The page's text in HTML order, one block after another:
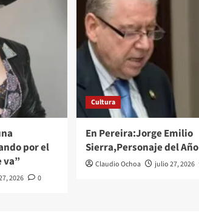
por el
va”
2026 0
Cultura
En Pereira:Jorge Emilio
Sierra,Personaje del Año
Claudio Ochoa julio 27, 2026